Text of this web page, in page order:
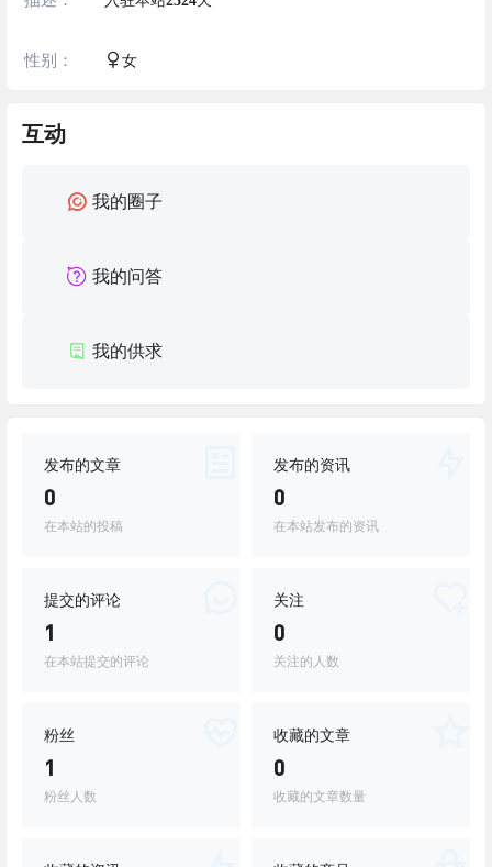
性别： 女
互动
我的圈子
我的问答
我的供求
发布的文章
0
在本站的投稿
发布的资讯
0
在本站发布的资讯
提交的评论
1
在本站提交的评论
关注
0
关注的人数
粉丝
1
粉丝人数
收藏的文章
0
收藏的文章数量